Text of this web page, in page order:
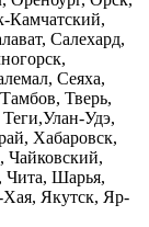
Камчатский,
Салехард,
Сеяха,
Тверь,
Удэ,
Хабаровск,
Чайковский,
Чита, Шарья,
Якутск, Яр-